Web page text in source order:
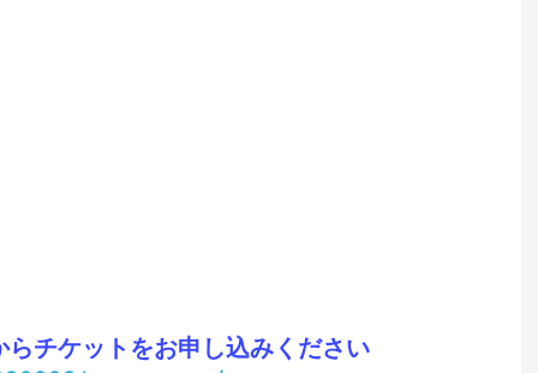
チケットをお申し込みください